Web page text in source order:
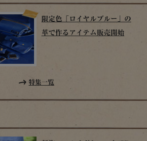
限定色「ロイヤルブルー」の
革で作るアイテム販売開始
特集一覧